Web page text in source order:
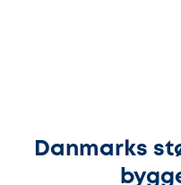
Danmarks